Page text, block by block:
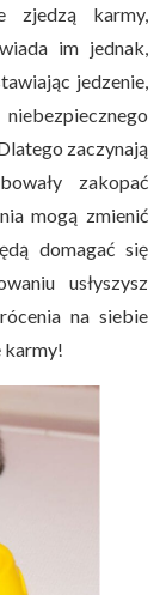
zjedzą karmy,
im jednak,
jedzenie,
zaczynają
zakopać
mogą zmienić
domagać się
usłyszysz
na siebie
karmy!